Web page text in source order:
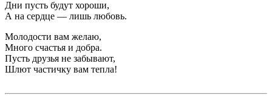
Дни пусть будут хороши,
А на сердце — лишь любовь.
Молодости вам желаю,
Много счастья и добра.
Пусть друзья не забывают,
Шлют частичку вам тепла!